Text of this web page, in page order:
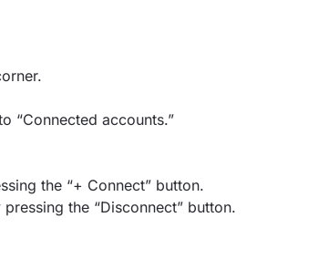
“Connected accounts.”
the “+ Connect” button.
the “Disconnect” button.